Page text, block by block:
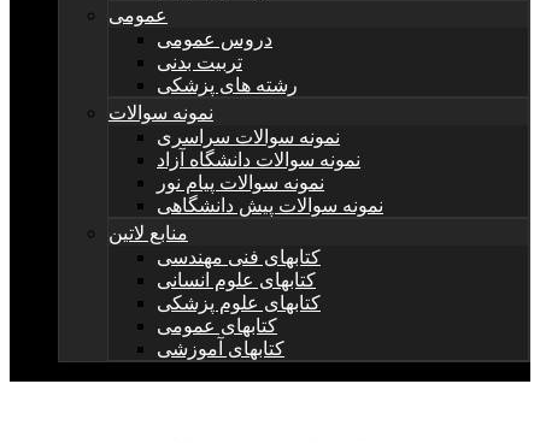
عمومی
دروس عمومی
تربیت بدنی
رشته های پزشکی
نمونه سوالات
نمونه سوالات سراسری
نمونه سوالات دانشگاه آزاد
نمونه سوالات پیام نور
نمونه سوالات پیش دانشگاهی
منابع لاتین
کتابهای فنی مهندسی
کتابهای علوم انسانی
کتابهای علوم پزشکی
کتابهای عمومی
کتابهای آموزشی